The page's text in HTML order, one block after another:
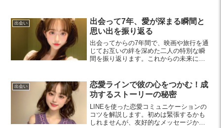
出会い
出会って7年、愛が深まる瞬間と
思い出を振り返る
出会ってからの7年間で、映画や旅行を通
じてお互いの絆を深めた二人の特別な瞬
間を振り返ります。これからの未来に向
出会い
恋愛ラインで彼の心をつかむ！成
功するストーリーの秘密
LINEを使った恋愛コミュニケーションの
コツを解説します。初めは緊張するかも
しれませんが、友好的なメッセージから